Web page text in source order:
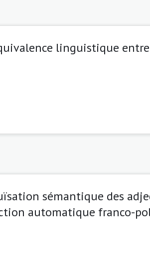
linguistique
sémantique des
automatique franco-